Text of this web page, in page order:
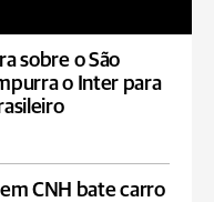
sobre o São
o Inter para
CNH bate carro